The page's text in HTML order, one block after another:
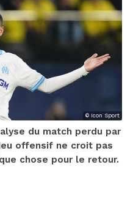
© Icon Sport
du match perdu par
offensif ne croit pas
chose pour le retour.